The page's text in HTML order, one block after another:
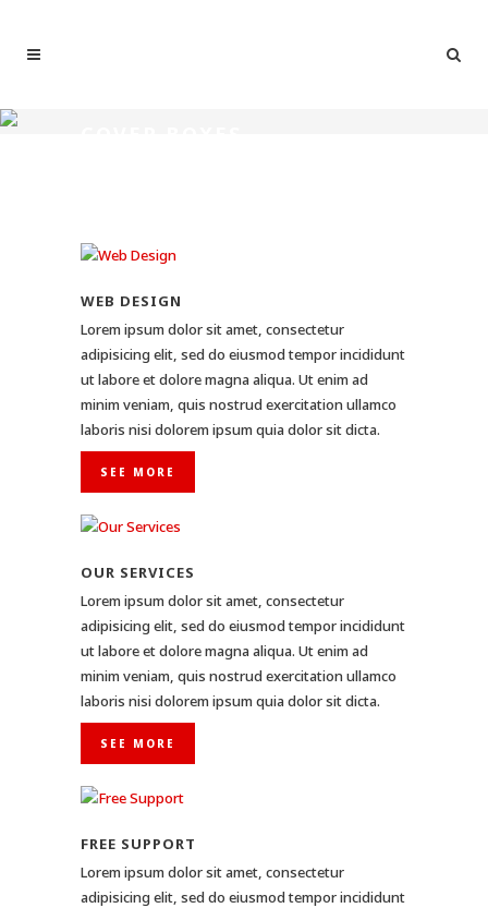
WEB DESIGN
Lorem ipsum dolor sit amet, consectetur
adipisicing elit, sed do eiusmod tempor incididunt
ut labore et dolore magna aliqua. Ut enim ad
minim veniam, quis nostrud exercitation ullamco
laboris nisi dolorem ipsum quia dolor sit dicta.
SEE MORE
OUR SERVICES
Lorem ipsum dolor sit amet, consectetur
adipisicing elit, sed do eiusmod tempor incididunt
ut labore et dolore magna aliqua. Ut enim ad
minim veniam, quis nostrud exercitation ullamco
laboris nisi dolorem ipsum quia dolor sit dicta.
SEE MORE
FREE SUPPORT
Lorem ipsum dolor sit amet, consectetur
adipisicing elit, sed do eiusmod tempor incididunt